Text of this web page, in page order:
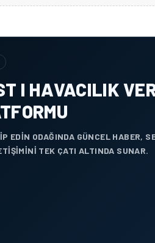
I HAVACILIK
EDIN ODAĞINDA GÜNCEL HABER,
TEK ÇATI ALTINDA SUNAR.